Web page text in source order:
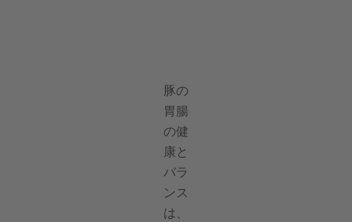
豚の
胃腸
の健
康と
バラ
ンス
は、